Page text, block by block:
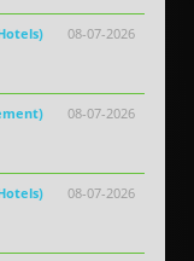
08-07-2026
08-07-2026
08-07-2026